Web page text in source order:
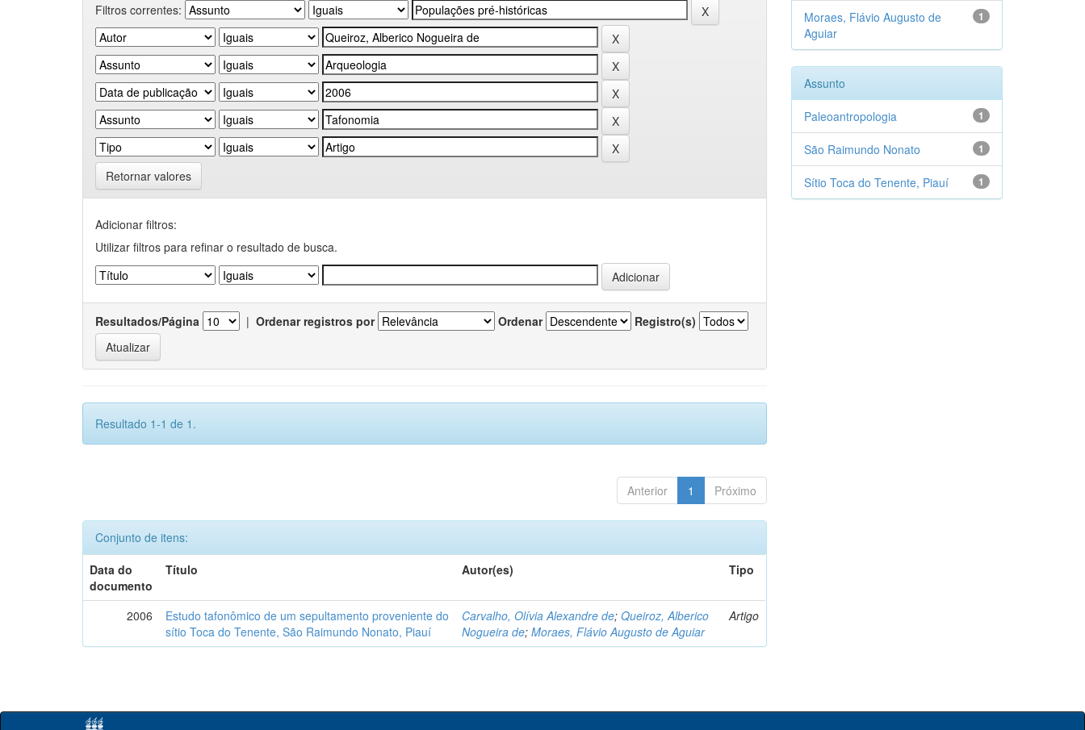
Filtros correntes:
Retornar valores
Adicionar filtros:
Utilizar filtros para refinar o resultado de busca.
Resultados/Página | Ordenar registros por Ordenar Registro(s)
Resultado 1-1 de 1.
Anterior 1 Próximo
Conjunto de itens:
Data do
documento
Título Autor(es) Tipo
2006
Estudo tafonômico de um sepultamento proveniente do
sítio Toca do Tenente, São Raimundo Nonato, Piauí
Carvalho, Olívia Alexandre de;Queiroz, Alberico
Nogueira de;Moraes, Flávio Augusto de Aguiar
Artigo
1
Moraes, Flávio Augusto de
Aguiar
Assunto
1
Paleoantropologia
1
São Raimundo Nonato
1
Sítio Toca do Tenente, Piauí